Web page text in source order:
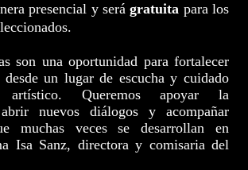
presencial y serágratuita para los
son una oportunidad para fortalecer
un lugar de escucha y cuidado
Queremos apoyar la
nuevos diálogos y acompañar
muchas veces se desarrollan en
Isa Sanz, directora y comisaria del